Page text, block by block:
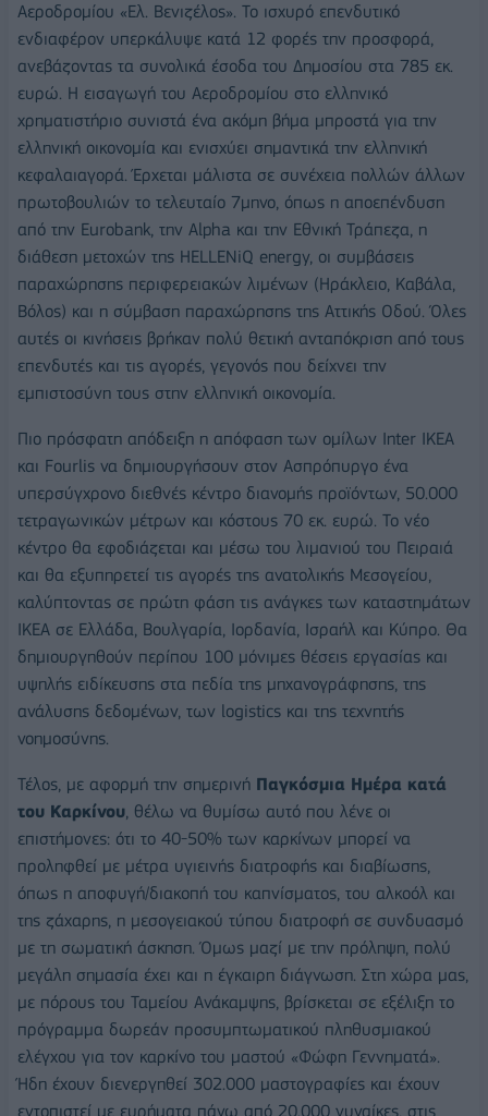
Αεροδρομίου «Ελ. Βενιζέλος». Το ισχυρό επενδυτικό
ενδιαφέρον υπερκάλυψε κατά 12 φορές την προσφορά,
ανεβάζοντας τα συνολικά έσοδα του Δημοσίου στα 785 εκ.
ευρώ. Η εισαγωγή του Αεροδρομίου στο ελληνικό
χρηματιστήριο συνιστά ένα ακόμη βήμα μπροστά για την
ελληνική οικονομία και ενισχύει σημαντικά την ελληνική
κεφαλαιαγορά. Έρχεται μάλιστα σε συνέχεια πολλών άλλων
πρωτοβουλιών το τελευταίο 7μηνο, όπως η αποεπένδυση
από την Eurobank, την Alpha και την Εθνική Τράπεζα, η
διάθεση μετοχών της HELLENiQ energy, οι συμβάσεις
παραχώρησης περιφερειακών λιμένων (Ηράκλειο, Καβάλα,
Βόλος) και η σύμβαση παραχώρησης της Αττικής Οδού. Όλες
αυτές οι κινήσεις βρήκαν πολύ θετική ανταπόκριση από τους
επενδυτές και τις αγορές, γεγονός που δείχνει την
εμπιστοσύνη τους στην ελληνική οικονομία.
Πιο πρόσφατη απόδειξη η απόφαση των ομίλων Inter IKEA
και Fourlis να δημιουργήσουν στον Ασπρόπυργο ένα
υπερσύγχρονο διεθνές κέντρο διανομής προϊόντων, 50.000
τετραγωνικών μέτρων και κόστους 70 εκ. ευρώ. Το νέο
κέντρο θα εφοδιάζεται και μέσω του λιμανιού του Πειραιά
και θα εξυπηρετεί τις αγορές της ανατολικής Μεσογείου,
καλύπτοντας σε πρώτη φάση τις ανάγκες των καταστημάτων
IKEA σε Ελλάδα, Βουλγαρία, Ιορδανία, Ισραήλ και Κύπρο. Θα
δημιουργηθούν περίπου 100 μόνιμες θέσεις εργασίας και
υψηλής ειδίκευσης στα πεδία της μηχανογράφησης, της
ανάλυσης δεδομένων, των logistics και της τεχνητής
νοημοσύνης.
Τέλος, με αφορμή την σημερινή Παγκόσμια Ημέρα κατά
του Καρκίνου , θέλω να θυμίσω αυτό που λένε οι
επιστήμονες: ότι το 40-50% των καρκίνων μπορεί να
προληφθεί με μέτρα υγιεινής διατροφής και διαβίωσης,
όπως η αποφυγή/διακοπή του καπνίσματος, του αλκοόλ και
της ζάχαρης, η μεσογειακού τύπου διατροφή σε συνδυασμό
με τη σωματική άσκηση. Όμως μαζί με την πρόληψη, πολύ
μεγάλη σημασία έχει και η έγκαιρη διάγνωση. Στη χώρα μας,
με πόρους του Ταμείου Ανάκαμψης, βρίσκεται σε εξέλιξη το
πρόγραμμα δωρεάν προσυμπτωματικού πληθυσμιακού
ελέγχου για τον καρκίνο του μαστού «Φώφη Γεννηματά».
Ήδη έχουν διενεργηθεί 302.000 μαστογραφίες και έχουν
εντοπιστεί με ευρήματα πάνω από 20.000 γυναίκες, στις